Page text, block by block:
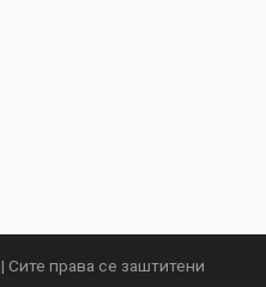
| Сите права се заштитени